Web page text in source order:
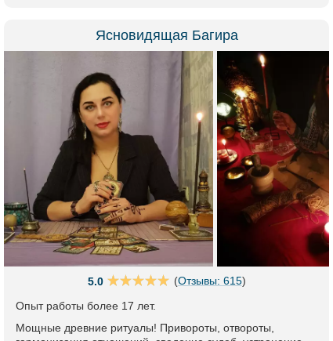
Ясновидящая Багира
5.0 (Отзывы: 615)
Опыт работы более 17 лет.
Мощные древние ритуалы! Привороты, отвороты,